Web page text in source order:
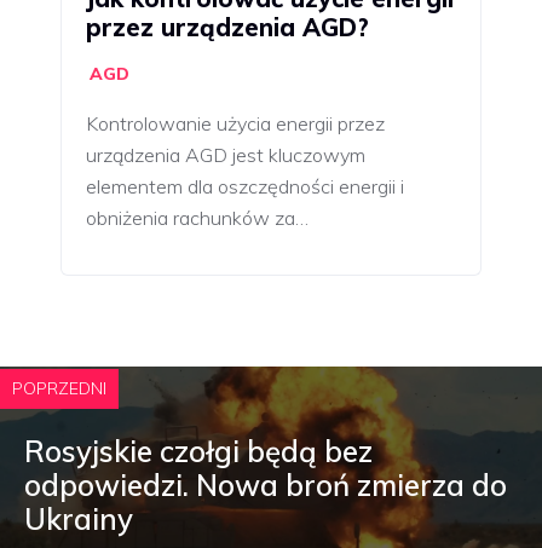
przez urządzenia AGD?
AGD
Kontrolowanie użycia energii przez
urządzenia AGD jest kluczowym
elementem dla oszczędności energii i
obniżenia rachunków za…
POPRZEDNI
Rosyjskie czołgi będą bez
odpowiedzi. Nowa broń zmierza do
Ukrainy